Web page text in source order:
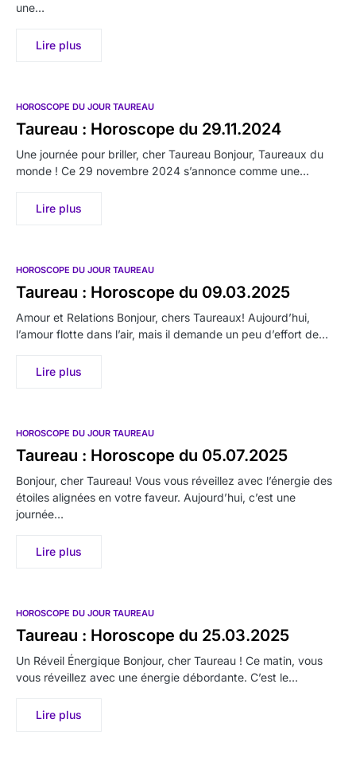
une…
Lire plus
HOROSCOPE DU JOUR TAUREAU
Taureau : Horoscope du 29.11.2024
Une journée pour briller, cher Taureau Bonjour, Taureaux du
monde ! Ce 29 novembre 2024 s’annonce comme une…
Lire plus
HOROSCOPE DU JOUR TAUREAU
Taureau : Horoscope du 09.03.2025
Amour et Relations Bonjour, chers Taureaux! Aujourd’hui,
l’amour flotte dans l’air, mais il demande un peu d’effort de…
Lire plus
HOROSCOPE DU JOUR TAUREAU
Taureau : Horoscope du 05.07.2025
Bonjour, cher Taureau! Vous vous réveillez avec l’énergie des
étoiles alignées en votre faveur. Aujourd’hui, c’est une
journée…
Lire plus
HOROSCOPE DU JOUR TAUREAU
Taureau : Horoscope du 25.03.2025
Un Réveil Énergique Bonjour, cher Taureau ! Ce matin, vous
vous réveillez avec une énergie débordante. C’est le…
Lire plus